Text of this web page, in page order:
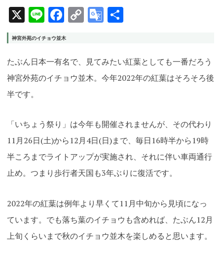
X LineFacebook
CopyGoogle
共
神宮外苑のイチョウ並木
たぶん日本一有名で、見てみたい紅葉としても一番だろう
神宮外苑のイチョウ並木。今年2022年の紅葉はそろそろ後
半です。
「いちょう祭り」は今年も開催されませんが、その代わり
11月26日(土)から12月4日(日)まで、毎日16時半から19時
半ころまでライトアップが実施され、それに伴い車両通行
止め。つまり歩行者天国も3年ぶりに復活です。
2022年の紅葉は例年より早くて11月中旬から見頃になっ
ています。でも落ち葉のイチョウも含めれば、たぶん12月
上旬くらいまで秋のイチョウ並木を楽しめると思います。